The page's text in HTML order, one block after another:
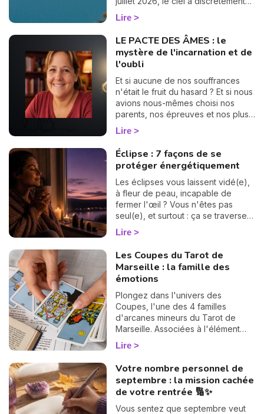
tourné une grande page. Les
nœuds lunaires ont changé d'axe !
Le nœud nord quitte les Poissons
pour s'installer en Verseau,
pendant que le nœud sud passe
de la Vierge au Lion. Rassurez-
vous, pas besoin d'être astrologue
pour le ressentir : ce basculement,
qui n'arrive que tous les 18 mois
environ, vient rebattre en douceur
Et croyez-moi, vous allez adorer la
suite. 💫
Lire
LE PACTE DES ÂMES : le
mystère de l'incarnation et de
l'oubli
Et si aucune de nos souffrances
n'était le fruit du hasard ? Et si nous
avions nous-mêmes choisi nos
parents, nos épreuves et nos plus
grandes déchirures, bien avant
notre premier souffle ? C'est le
vertigineux mystère du « Pacte des
Âmes » que nous explore Vanesa
Vidente, voyante, tarologue et
médium reconnue sur Wengo. Forte
de nombreuses années
d'expérience et plébiscitée par sa
communauté — 2972 avis reçus,
ou très positifs —, elle est réputée
précises, idéales pour celles et
ceux qui souhaitent avancer sans
hésiter. Dans cet article, elle lève le
voile sur les raisons profondes de
notre incarnation.
Lire
Éclipse : 7 façons de se
protéger énergétiquement
Les éclipses vous laissent vidé(e),
à fleur de peau, incapable de
fermer l'œil ? Vous n'êtes pas
seul(e), et surtout : ça se traverse
en douceur. Voici 7 gestes simples
et bienveillants pour vous protéger
calme intérieur. 🛡️🌒
Lire
Les Coupes du Tarot de
Marseille : la famille des
émotions
Plongez dans l'univers des
Coupes, l'une des 4 familles
d'arcanes mineurs du Tarot de
Marseille. Associées à l'élément
Eau, ces 14 cartes éclairent votre
vie sentimentale, vos relations et
leur signification complète et ce
qu'elles révèlent dans votre tirage.
Lire
Votre nombre personnel de
septembre : la mission cachée
de votre rentrée 🔢✨
Vous sentez que septembre veut